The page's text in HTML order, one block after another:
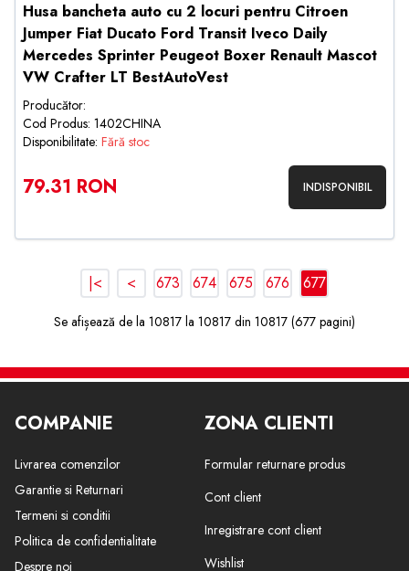
Husa bancheta auto cu 2 locuri pentru Citroen
Jumper Fiat Ducato Ford Transit Iveco Daily
Mercedes Sprinter Peugeot Boxer Renault Mascot
VW Crafter LT BestAutoVest
Producător:
Cod Produs: 1402CHINA
Disponibilitate: Fără stoc
79.31 RON INDISPONIBIL
|< < 673 674 675 676 677
Se afișează de la 10817 la 10817 din 10817 (677 pagini)
COMPANIE
Livrarea comenzilor
Garantie si Returnari
Termeni si conditii
Politica de confidentialitate
Despre noi
ZONA CLIENTI
Formular returnare produs
Cont client
Inregistrare cont client
Wishlist